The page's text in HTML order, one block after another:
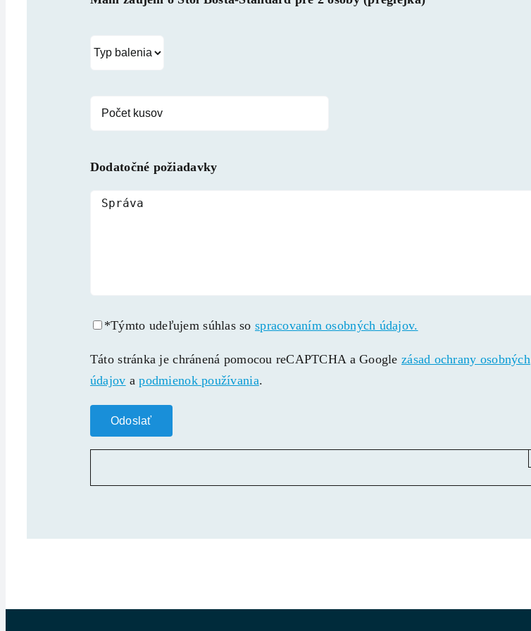
Dodatočné požiadavky
*Týmto udeľujem súhlas so spracovaním osobných údajov.
Táto stránka je chránená pomocou reCAPTCHA a Google zásad ochrany osobných
údajov apodmienok používania.